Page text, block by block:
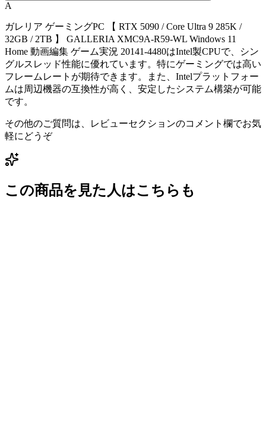
A
ガレリア ゲーミングPC 【 RTX 5090 / Core Ultra 9 285K /
32GB / 2TB 】 GALLERIA XMC9A-R59-WL Windows 11
Home 動画編集 ゲーム実況 20141-4480はIntel製CPUで、シン
グルスレッド性能に優れています。特にゲーミングでは高い
フレームレートが期待できます。また、Intelプラットフォー
ムは周辺機器の互換性が高く、安定したシステム構築が可能
です。
その他のご質問は、レビューセクションのコメント欄でお気
軽にどうぞ
この商品を見た人はこちらも